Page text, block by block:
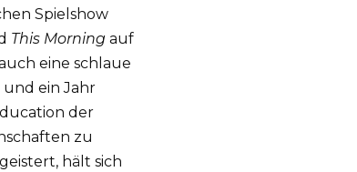
Spielshow
This Morning auf
eine schlaue
und ein Jahr
der
zu
hält sich